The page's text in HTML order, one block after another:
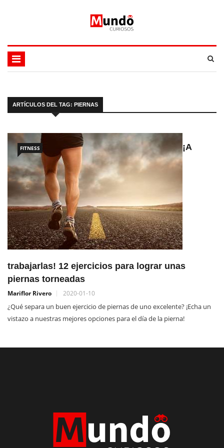
ARTÍCULOS DEL TAG: PIERNAS
FITNESS ¡A
trabajarlas! 12 ejercicios para lograr unas
piernas torneadas
Mariflor Rivero 2020-01-10
¿Qué separa un buen ejercicio de piernas de uno excelente? ¡Echa un
vistazo a nuestras mejores opciones para el día de la pierna!